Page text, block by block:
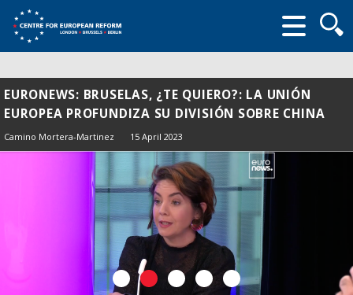
form
EURONEWS: BRUSELAS, ¿TE QUIERO?: LA UNIÓN
EUROPEA PROFUNDIZA SU DIVISIÓN SOBRE CHINA
Camino Mortera-Martinez 15 April 2023